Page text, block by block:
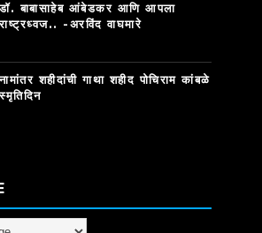
डॉ. बाबासाहेब आंबेडकर आणि आपला
राष्ट्रध्वज.. -अरविंद वाघमारे
नामांतर शहीदांची गाथा शहीद पोचिराम कांबळे
स्मृतिदिन